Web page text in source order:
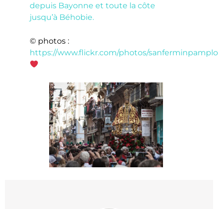
depuis Bayonne et toute la côte
jusqu’à Béhobie.
© photos :
https://www.flickr.com/photos/